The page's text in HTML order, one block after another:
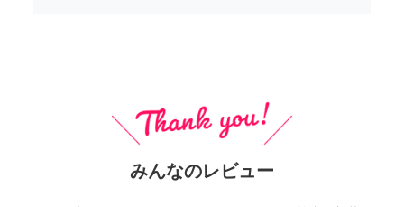
みんなのレビュー